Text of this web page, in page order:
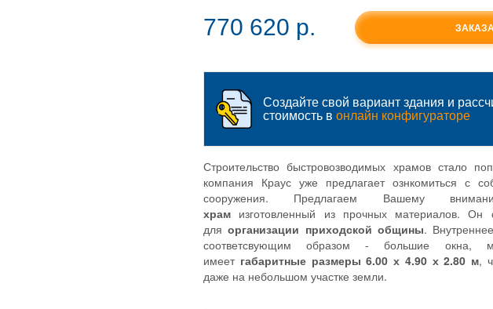
770 620 p.
Создайте свой вариант здания и
стоимость в онлайн конфигураторе
Строительство быстровозводимых храмов стало
компания Краус уже предлагает ознкомиться с
сооружения. Предлагаем Вашему
храм изготовленный из прочных материалов. Он
дляорганизации приходской общины.
соответсвующим образом - большие окна,
имеет габаритные размеры 6.00 х 4.90 х 2.80 м,
даже на небольшом участке земли.